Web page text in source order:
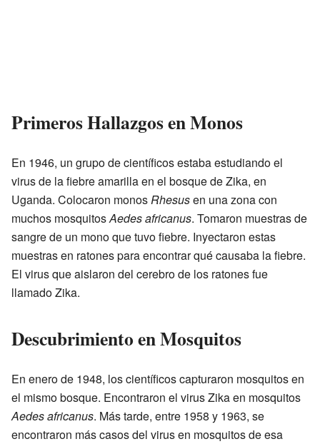
Primeros Hallazgos en Monos
En 1946, un grupo de científicos estaba estudiando el
virus de la fiebre amarilla en el bosque de Zika, en
Uganda. Colocaron monosRhesusen una zona con
muchos mosquitosAedes africanus. Tomaron muestras de
sangre de un mono que tuvo fiebre. Inyectaron estas
muestras en ratones para encontrar qué causaba la fiebre.
El virus que aislaron del cerebro de los ratones fue
llamado Zika.
Descubrimiento en Mosquitos
En enero de 1948, los científicos capturaron mosquitos en
el mismo bosque. Encontraron el virus Zika en mosquitos
Aedes africanus. Más tarde, entre 1958 y 1963, se
encontraron más casos del virus en mosquitos de esa